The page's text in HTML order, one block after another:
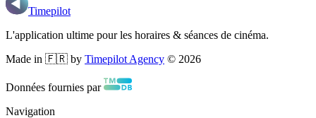
Timepilot
L'application ultime pour les horaires & séances de cinéma.
Made in 🇫🇷 by Timepilot Agency © 2026
Données fournies par
Navigation